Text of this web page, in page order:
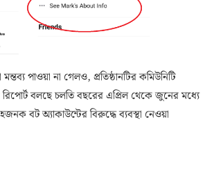
পাওয়া না গেলও, প্রতিষ্ঠানটির কমিউনিটি
রিপোর্ট বলছে চলতি বছরের এপ্রিল থেকে জুনের মধ্যে
বট অ্যাকাউন্টের বিরুদ্ধে ব্যবস্থা নেওয়া